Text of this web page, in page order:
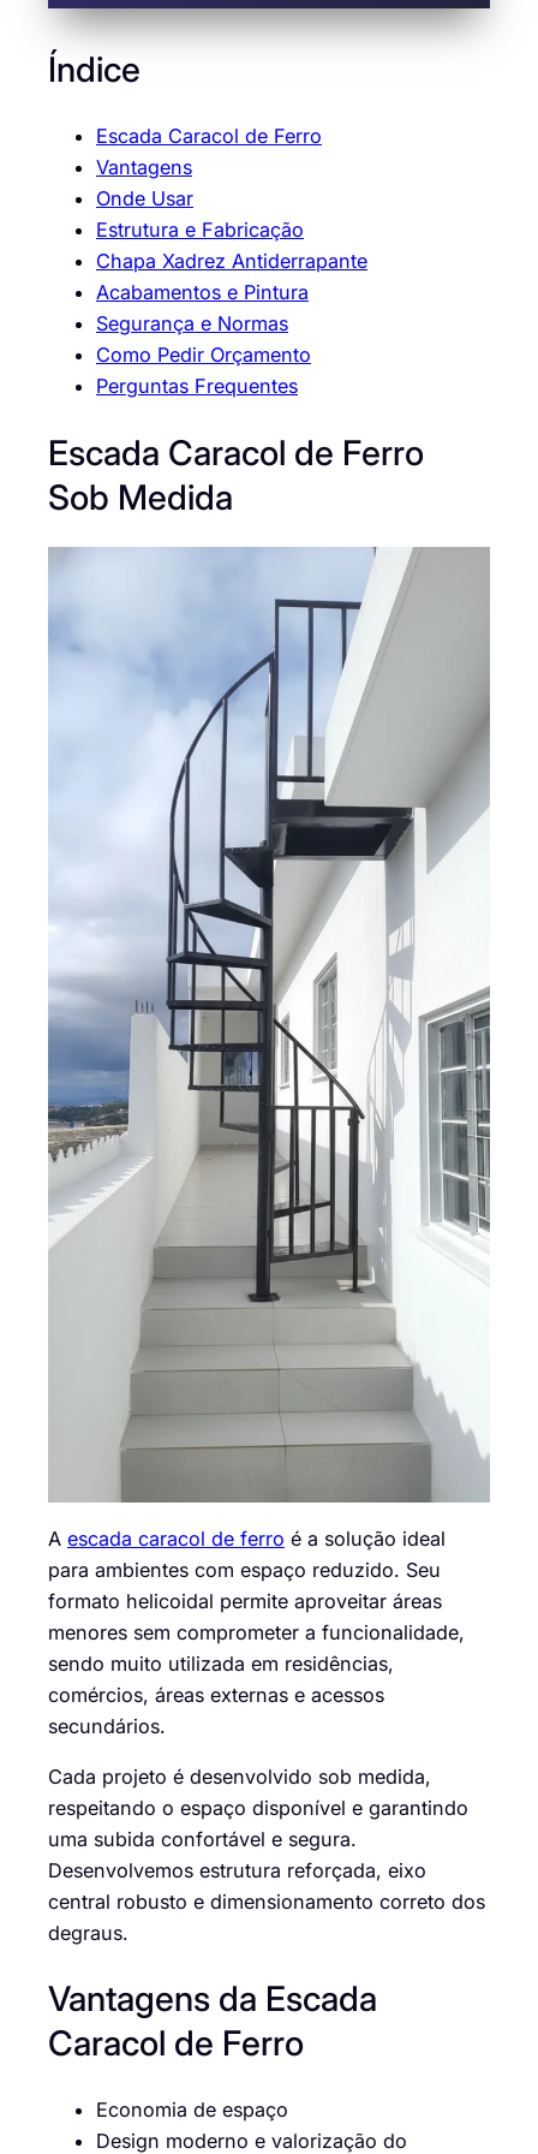
Índice
Escada Caracol de Ferro
Vantagens
Onde Usar
Estrutura e Fabricação
Chapa Xadrez Antiderrapante
Acabamentos e Pintura
Segurança e Normas
Como Pedir Orçamento
Perguntas Frequentes
Escada Caracol de Ferro
Sob Medida
A escada caracol de ferro é a solução ideal
para ambientes com espaço reduzido. Seu
formato helicoidal permite aproveitar áreas
menores sem comprometer a funcionalidade,
sendo muito utilizada em residências,
comércios, áreas externas e acessos
secundários.
Cada projeto é desenvolvido sob medida,
respeitando o espaço disponível e garantindo
uma subida confortável e segura.
Desenvolvemos estrutura reforçada, eixo
central robusto e dimensionamento correto dos
degraus.
Vantagens da Escada
Caracol de Ferro
Economia de espaço
Design moderno e valorização do